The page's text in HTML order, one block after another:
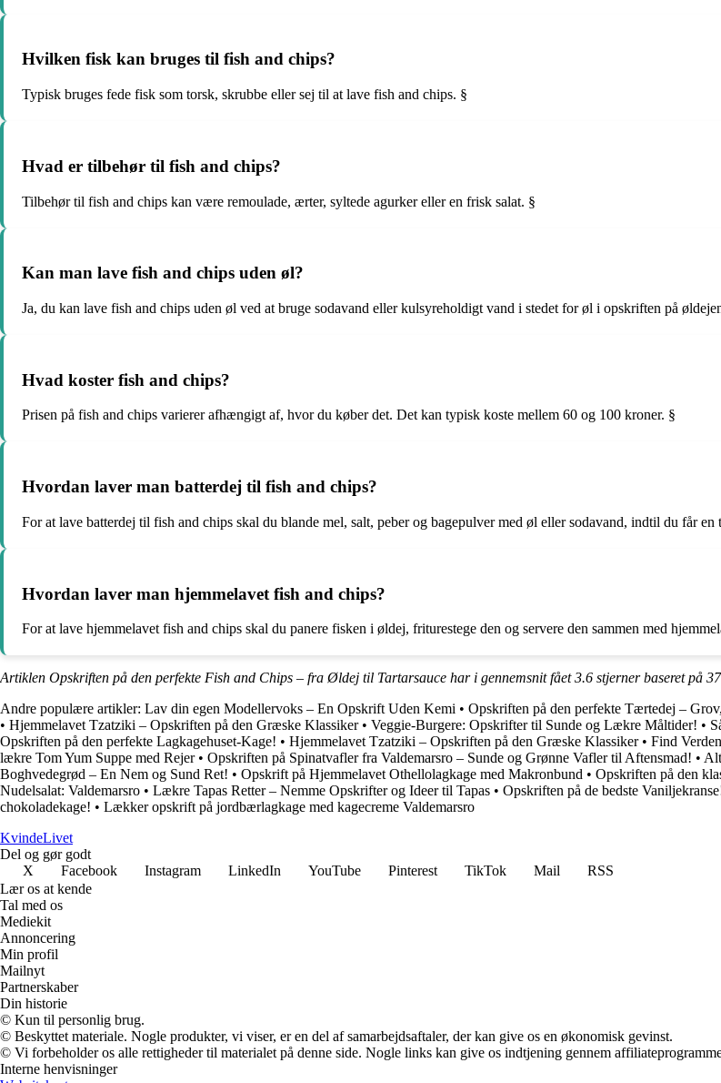
Hvilken fisk kan bruges til fish and chips?
Typisk bruges fede fisk som torsk, skrubbe eller sej til at lave fish and chips. §
Hvad er tilbehør til fish and chips?
Tilbehør til fish and chips kan være remoulade, ærter, syltede agurker eller en frisk salat. §
Kan man lave fish and chips uden øl?
Ja, du kan lave fish and chips uden øl ved at bruge sodavand eller kulsyreholdigt vand i stedet for øl i opskriften på
Hvad koster fish and chips?
Prisen på fish and chips varierer afhængigt af, hvor du køber det. Det kan typisk koste mellem 60 og 100 kroner. §
Hvordan laver man batterdej til fish and chips?
For at lave batterdej til fish and chips skal du blande mel, salt, peber og bagepulver med øl eller sodavand, indtil du får
Hvordan laver man hjemmelavet fish and chips?
For at lave hjemmelavet fish and chips skal du panere fisken i øldej, friturestege den og servere den sammen med
Artiklen Opskriften på den perfekte Fish and Chips – fra Øldej til Tartarsauce har i gennemsnit fået3.6 stjerner baseret på 37
Andre populære artikler: Lav din egen Modellervoks – En Opskrift Uden Kemi • Opskriften på den perfekte Tærtedej –
• Hjemmelavet Tzatziki – Opskriften på den Græske Klassiker• Veggie-Burgere: Opskrifter til Sunde og Lækre Måltider! •
Opskriften på den perfekte Lagkagehuset-Kage! • Hjemmelavet Tzatziki – Opskriften på den Græske Klassiker• Find
lækre Tom Yum Suppe med Rejer• Opskriften på Spinatvafler fra Valdemarsro – Sunde og Grønne Vafler til Aftensmad! •
Boghvedegrød – En Nem og Sund Ret! • Opskrift på Hjemmelavet Othellolagkage med Makronbund • Opskriften på den
Nudelsalat: Valdemarsro • Lækre Tapas Retter – Nemme Opskrifter og Ideer til Tapas • Opskriften på de bedste
chokoladekage! • Lækker opskrift på jordbærlagkage med kagecreme Valdemarsro
KvindeLivet
Del og gør godt
X
Facebook Instagram LinkedIn YouTube Pinterest TikTok Mail
RSS
Lær os at kende
Tal med os
Mediekit
Annoncering
Min profil
Mailnyt
Partnerskaber
Din historie
© Kun til personlig brug.
© Beskyttet materiale. Nogle produkter, vi viser, er en del af samarbejdsaftaler, der kan give os en økonomisk gevinst.
© Vi forbeholder os alle rettigheder til materialet på denne side. Nogle links kan give os indtjening gennem
Interne henvisninger